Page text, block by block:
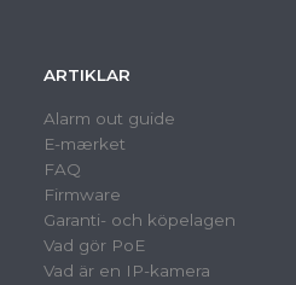
ARTIKLAR
Alarm out guide
E-mærket
FAQ
Firmware
Garanti- och köpelagen
Vad gör PoE
Vad är en IP-kamera